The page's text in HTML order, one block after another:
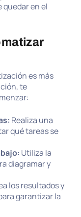
quedar en el
es más
te
Realiza una
qué tareas se
Utiliza la
diagramar y
los resultados y
garantizar la